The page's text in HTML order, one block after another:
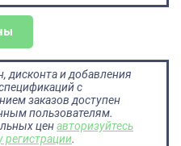
дисконта и добавления
с
заказов доступен
пользователям.
ценавторизуйтесь
регистрации.